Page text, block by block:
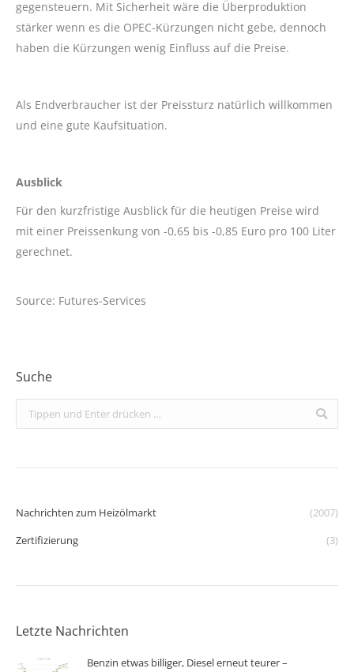
gegensteuern. Mit Sicherheit wäre die Überproduktion
stärker wenn es die OPEC-Kürzungen nicht gebe, dennoch
haben die Kürzungen wenig Einfluss auf die Preise.
Als Endverbraucher ist der Preissturz natürlich willkommen
und eine gute Kaufsituation.
Ausblick
Für den kurzfristige Ausblick für die heutigen Preise wird
mit einer Preissenkung von -0,65 bis -0,85 Euro pro 100 Liter
gerechnet.
Source: Futures-Services
Suche
Search:
Nachrichten zum Heizölmarkt
(2007)
Zertifizierung
(3)
Letzte Nachrichten
Benzin etwas billiger, Diesel erneut teurer –